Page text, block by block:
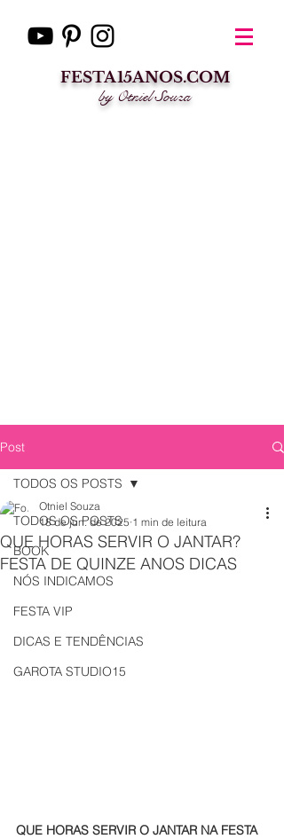
FESTA15ANOS.COM
by Otniel Souza
Post
TODOS OS POSTS
BOOK
NÓS INDICAMOS
FESTA VIP
DICAS E TENDÊNCIAS
GAROTA STUDIO15
TODOS OS POSTS
QUE HORAS SERVIR O JANTAR?
FESTA DE QUINZE ANOS DICAS
Otniel Souza
18 de jun. de 2025 1 min de leitura
QUE HORAS SERVIR O JANTAR NA FESTA